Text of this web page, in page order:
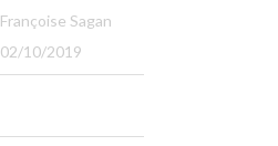
Françoise Sagan
02/10/2019